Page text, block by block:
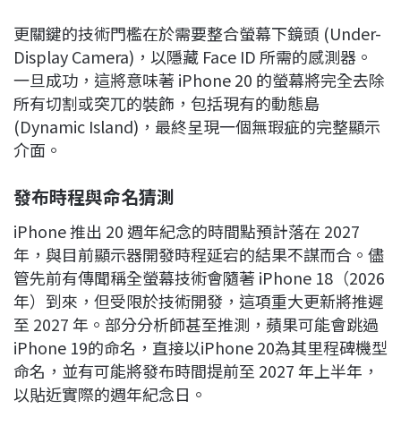
更關鍵的技術門檻在於需要整合螢幕下鏡頭 (Under-
Display Camera)，以隱藏 Face ID 所需的感測器。
一旦成功，這將意味著 iPhone 20 的螢幕將完全去除
所有切割或突兀的裝飾，包括現有的動態島
(Dynamic Island)，最終呈現一個無瑕疵的完整顯示
介面。
發布時程與命名猜測
iPhone 推出 20 週年紀念的時間點預計落在 2027
年，與目前顯示器開發時程延宕的結果不謀而合。儘
管先前有傳聞稱全螢幕技術會隨著 iPhone 18（2026
年）到來，但受限於技術開發，這項重大更新將推遲
至 2027 年。部分分析師甚至推測，蘋果可能會跳過
iPhone 19的命名，直接以iPhone 20為其里程碑機型
命名，並有可能將發布時間提前至 2027 年上半年，
以貼近實際的週年紀念日。